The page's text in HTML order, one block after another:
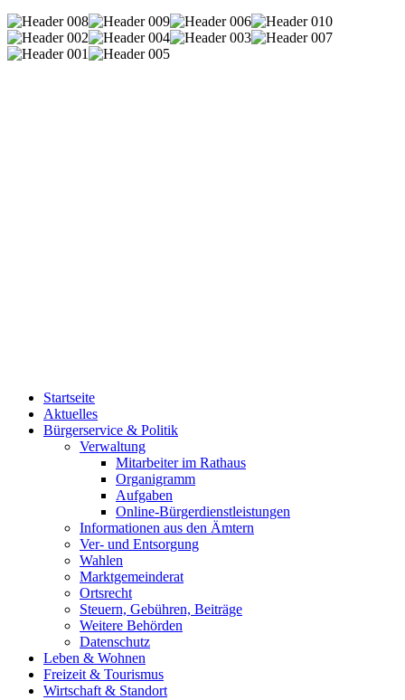
Startseite
Aktuelles
Bürgerservice & Politik
Verwaltung
Mitarbeiter im Rathaus
Organigramm
Aufgaben
Online-Bürgerdienstleistungen
Informationen aus den Ämtern
Ver- und Entsorgung
Wahlen
Marktgemeinderat
Ortsrecht
Steuern, Gebühren, Beiträge
Weitere Behörden
Datenschutz
Leben & Wohnen
Freizeit & Tourismus
Wirtschaft & Standort